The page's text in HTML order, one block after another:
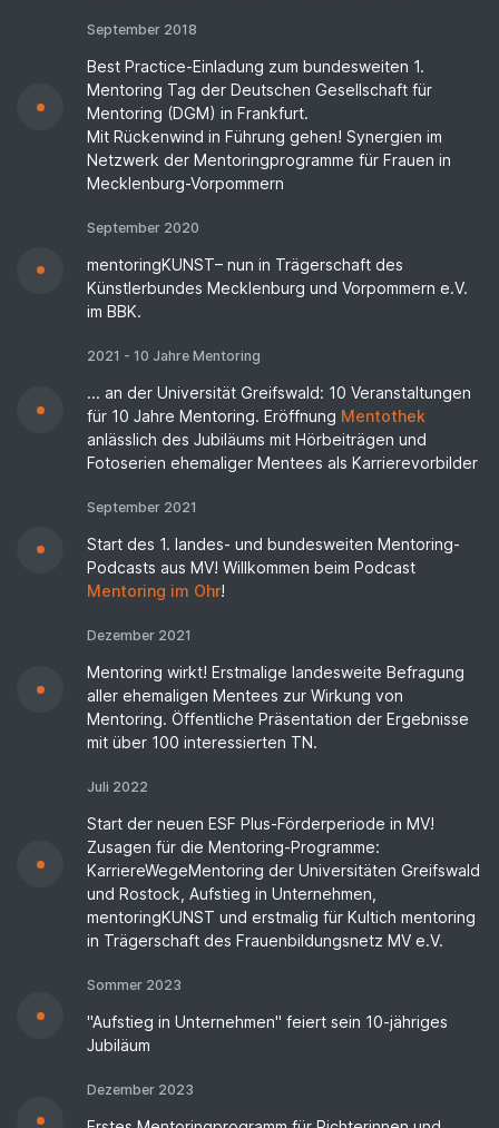
September 2018
Best Practice-Einladung zum bundesweiten 1.
Mentoring Tag der Deutschen Gesellschaft für
Mentoring (DGM) in Frankfurt.
Mit Rückenwind in Führung gehen! Synergien im
Netzwerk der Mentoringprogramme für Frauen in
Mecklenburg-Vorpommern
September 2020
mentoringKUNST– nun in Trägerschaft des
Künstlerbundes Mecklenburg und Vorpommern e.V.
im BBK.
2021 - 10 Jahre Mentoring
... an der Universität Greifswald: 10 Veranstaltungen
für 10 Jahre Mentoring. Eröffnung Mentothek
anlässlich des Jubiläums mit Hörbeiträgen und
Fotoserien ehemaliger Mentees als Karrierevorbilder
September 2021
Start des 1. landes- und bundesweiten Mentoring-
Podcasts aus MV! Willkommen beim Podcast
Mentoring im Ohr!
Dezember 2021
Mentoring wirkt! Erstmalige landesweite Befragung
aller ehemaligen Mentees zur Wirkung von
Mentoring. Öffentliche Präsentation der Ergebnisse
mit über 100 interessierten TN.
Juli 2022
Start der neuen ESF Plus-Förderperiode in MV!
Zusagen für die Mentoring-Programme:
KarriereWegeMentoring der Universitäten Greifswald
und Rostock, Aufstieg in Unternehmen,
mentoringKUNST und erstmalig für Kultich mentoring
in Trägerschaft des Frauenbildungsnetz MV e.V.
Sommer 2023
"Aufstieg in Unternehmen" feiert sein 10-jähriges
Jubiläum
Dezember 2023